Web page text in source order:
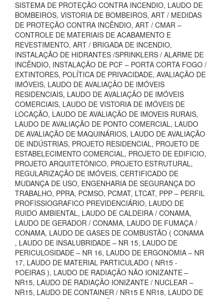
SISTEMA DE PROTEÇÃO CONTRA INCENDIO, LAUDO DE
BOMBEIROS, VISTORIA DE BOMBEIROS, ART / MEDIDAS
DE PROTEÇÃO CONTRA INCÊNDIO, ART / CMAR –
CONTROLE DE MATERIAIS DE ACABAMENTO E
REVESTIMENTO, ART / BRIGADA DE INCENDIO,
INSTALAÇÃO DE HIDRANTES /SPRINKLERS / ALARME DE
INCÊNDIO, INSTALAÇÃO DE PCF – PORTA CORTA FOGO /
EXTINTORES, POLÍTICA DE PRIVACIDADE, AVALIAÇÃO DE
IMÓVEIS, LAUDO DE AVALIAÇÃO DE IMÓVEIS
RESIDENCIAIS, LAUDO DE AVALIAÇÃO DE IMÓVEIS
COMERCIAIS, LAUDO DE VISTORIA DE IMÓVEIS DE
LOCAÇÃO, LAUDO DE AVALIAÇÃO DE IMOVEIS RURAIS,
LAUDO DE AVALIAÇÃO DE PONTO COMERCIAL, LAUDO
DE AVALIAÇÃO DE MAQUINÁRIOS, LAUDO DE AVALIAÇÃO
DE INDÚSTRIAS, PROJETO RESIDENCIAL, PROJETO DE
ESTABELECIMENTO COMERCIAL, PROJETO DE EDIFICIO,
PROJETO ARQUITETÔNICO, PROJETO ESTRUTURAL,
REGULARIZAÇÃO DE IMÓVEIS, CERTIFICADO DE
MUDANÇA DE USO, ENGENHARIA DE SEGURANÇA DO
TRABALHO, PPRA, PCMSO, PCMAT, LTCAT, PPP – PERFIL
PROFISSIOGRAFICO PREVIDENCIÁRIO, LAUDO DE
RUIDO AMBIENTAL, LAUDO DE CALDEIRA / CONAMA,
LAUDO DE GERADOR / CONAMA, LAUDO DE FUMAÇA /
CONAMA, LAUDO DE GASES DE COMBUSTÃO ( CONAMA
, LAUDO DE INSALUBRIDADE – NR 15, LAUDO DE
PERICULOSIDADE – NR 16, LAUDO DE ERGONOMIA – NR
17, LAUDO DE MATERIAL PARTICULADO ( NR15 -
POEIRAS ), LAUDO DE RADIAÇÃO NÃO IONIZANTE –
NR15, LAUDO DE RADIAÇÃO IONIZANTE / NUCLEAR –
NR15, LAUDO DE CONTAINER / NR15 E NR18, LAUDO DE